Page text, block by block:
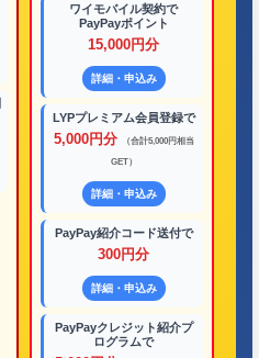
ワイモバイル契約で
PayPayポイント
15,000円分
詳細・申込み
LYPプレミアム会員登録で
5,000円分 （合計5,000円相当
GET）
詳細・申込み
PayPay紹介コード送付で
300円分
詳細・申込み
PayPayクレジット紹介プ
ログラムで